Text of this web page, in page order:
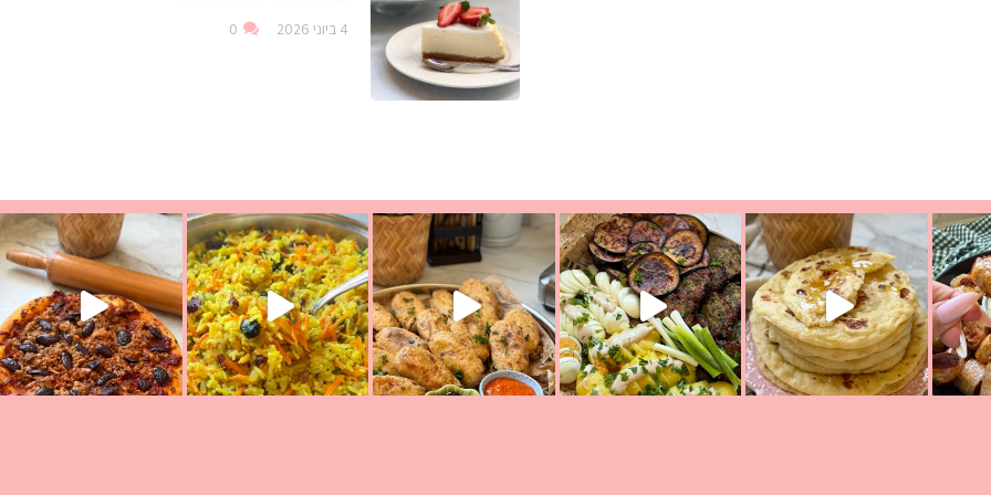
4 ביוני 2026 0
מעול
לאכול משהו אז מה בשבילכם? בפ
פסטל טוניסאי לתשעת הימים, חשבתי מה לחדש לכם ונראה
אורז יצירתי לתשעת הימים ולכבוד שבת קודשלמתכון
פיצה של תשעת הימים ולמה היא נקראת ככה? ההסבר בסרטו